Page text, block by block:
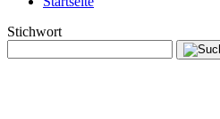
Stichwort